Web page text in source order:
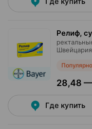
Релиф,
Швейцария
Популярно
28,48
Где купить